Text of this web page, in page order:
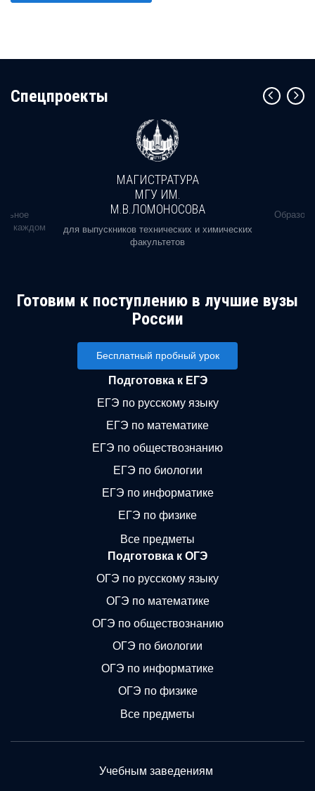
Cпецпроекты
в каждом
МАГИСТРАТУРА
МГУ ИМ.
М.В.ЛОМОНОСОВА
для выпускников технических и химических
факультетов
Готовим к поступлению в лучшие вузы
России
Бесплатный пробный урок
Подготовка к ЕГЭ
ЕГЭ по русскому языку
ЕГЭ по математике
ЕГЭ по обществознанию
ЕГЭ по биологии
ЕГЭ по информатике
ЕГЭ по физике
Все предметы
Подготовка к ОГЭ
ОГЭ по русскому языку
ОГЭ по математике
ОГЭ по обществознанию
ОГЭ по биологии
ОГЭ по информатике
ОГЭ по физике
Все предметы
Учебным заведениям